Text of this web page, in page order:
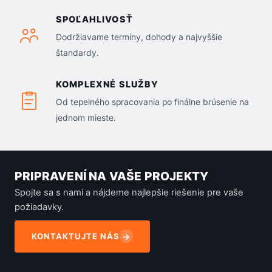
SPOĽAHLIVOSŤ
Dodržiavame termíny, dohody a najvyššie
štandardy.
KOMPLEXNÉ SLUŽBY
Od tepelného spracovania po finálne brúsenie na
jednom mieste.
PRIPRAVENÍ NA VAŠE PROJEKTY
Spojte sa s nami a nájdeme najlepšie riešenie pre vaše
požiadavky.
KONTAKTUJTE NÁS →